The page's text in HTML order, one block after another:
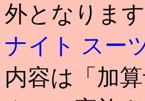
外となります
ナイト スー
内容は「加